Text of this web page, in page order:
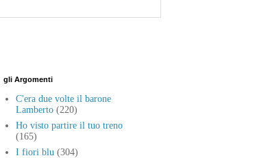
gli Argomenti
C'era due volte il barone
Lamberto (220)
Ho visto partire il tuo treno
(165)
I fiori blu (304)